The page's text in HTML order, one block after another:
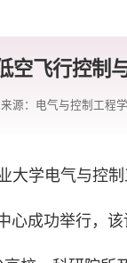
空飞行控制
来源：电气与控制工程
大学电气与控
心成功举行，